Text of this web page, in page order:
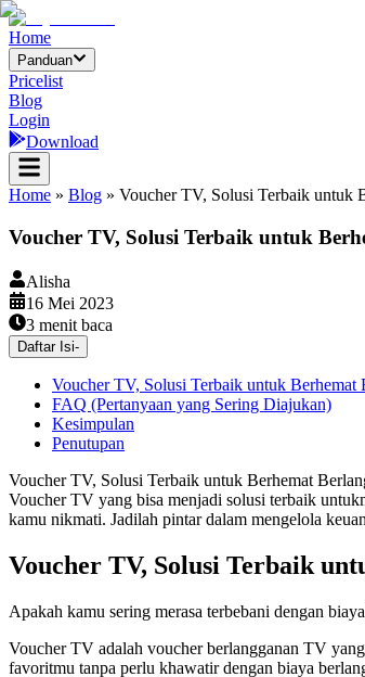
Home
Panduan
Pricelist
Blog
Login
Download
Home » Blog » Voucher TV, Solusi Terbaik untuk
Voucher TV, Solusi Terbaik untuk
Alisha
16 Mei 2023
3 menit baca
Daftar Isi-
Voucher TV, Solusi Terbaik untuk Berhemat
FAQ (Pertanyaan yang Sering Diajukan)
Kesimpulan
Penutupan
Voucher TV, Solusi Terbaik untuk Berhemat
Voucher TV yang bisa menjadi solusi terbaik
kamu nikmati. Jadilah pintar dalam mengelola
Voucher TV, Solusi Terbaik
Apakah kamu sering merasa terbebani dengan
Voucher TV adalah voucher berlangganan TV
favoritmu tanpa perlu khawatir dengan biaya